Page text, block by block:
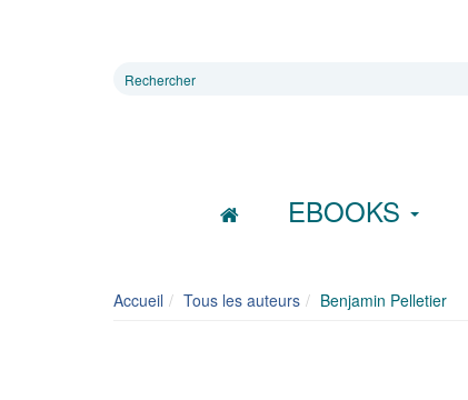
Rechercher
EBOOKS
Accueil Tous les auteurs Benjamin Pelletier